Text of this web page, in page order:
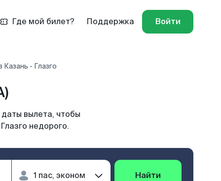
Где мой билет? Поддержка Войти
Казань - Глазго
вылета, чтобы
недорого.
Найти